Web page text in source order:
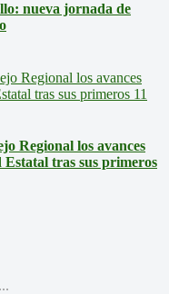
nueva jornada de
Regional los avances
tras sus primeros